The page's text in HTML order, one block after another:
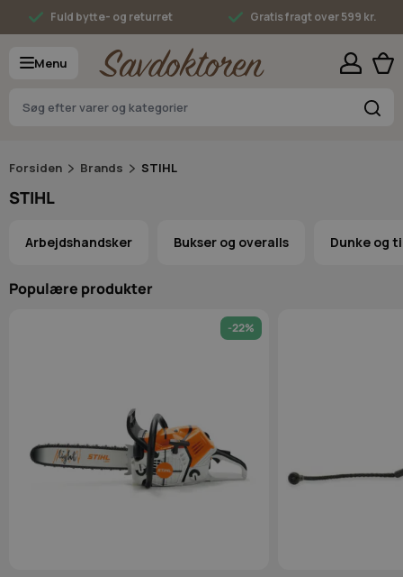
Skip to ContentFuld bytte- og returret Gratis fragt over 599 kr.
Menu
Forsiden Brands STIHL
STIHL
Arbejdshandsker Bukser og overalls Dunke og
Populære produkter
-22%